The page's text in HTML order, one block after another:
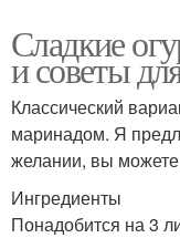
Сладкие
и советы
Классический
маринадом. Я
желании, вы можете
Ингредиенты
Понадобится на 3